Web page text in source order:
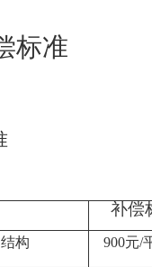
标准
补偿
构 900元/